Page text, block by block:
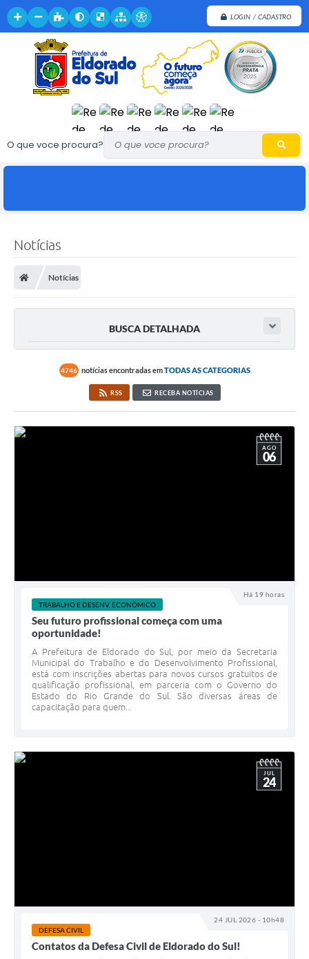
LOGIN / CADASTRO
O que voce procura?
Notícias
Notícias
BUSCA DETALHADA
4746 notícias encontradas emTODAS AS CATEGORIAS
RSS RECEBA NOTÍCIAS
Há 19 horas
AGO
06
TRABALHO E DESENV. ECONÔMICO
Seu futuro profissional começa com uma
oportunidade!
A Prefeitura de Eldorado do Sul, por meio da Secretaria
Municipal do Trabalho e do Desenvolvimento Profissional,
está com inscrições abertas para novos cursos gratuitos de
qualificação profissional, em parceria com o Governo do
Estado do Rio Grande do Sul. São diversas áreas de
capacitação para quem...
24 JUL 2026 - 10h48
JUL
24
DEFESA CIVIL
Contatos da Defesa Civil de Eldorado do Sul!